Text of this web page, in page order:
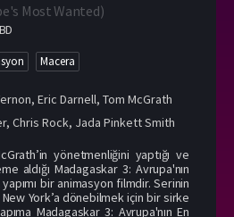
Most Wanted)
Macera
, Eric Darnell, Tom McGrath
, Chris Rock, Jada Pinkett Smith
yönetmenliğini yaptığı ve
aldığı Madagaskar 3: Avrupa'nın
bir animasyon filmdir. Serinin
New York’a dönebilmek için bir sirke
Madagaskar 3: Avrupa'nın En